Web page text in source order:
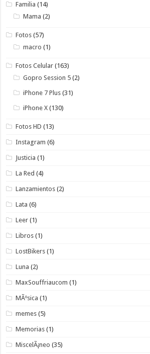
Familia (14)
Mama (2)
Fotos (57)
macro (1)
Fotos Celular (163)
Gopro Session 5 (2)
iPhone 7 Plus (31)
iPhone X (130)
Fotos HD (13)
Instagram (6)
Justicia (1)
La Red (4)
Lanzamientos (2)
Lata (6)
Leer (1)
Libros (1)
LostBikers (1)
Luna (2)
MaxSouffriaucom (1)
MÃºsica (1)
memes (5)
Memorias (1)
MiscelÃ¡neo (35)